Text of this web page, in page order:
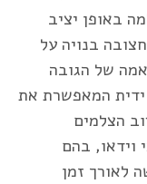
באופן יציב
בנויה על
של הגובה
ידית המאפשרת את
הצלמים
וידאו, בהם
לאורך זמן